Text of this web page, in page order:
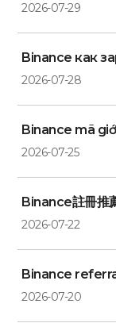
2026-07-29
Binance как
2026-07-28
Binance mã
2026-07-25
Binance註冊推
2026-07-22
Binance
2026-07-20